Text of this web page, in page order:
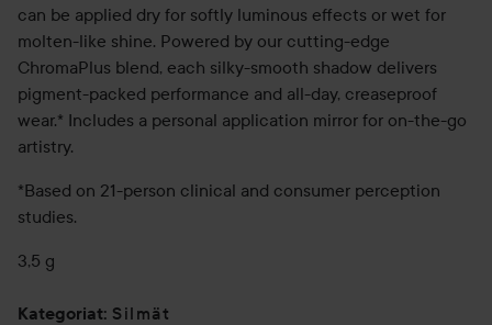
can be applied dry for softly luminous effects or wet for
molten-like shine. Powered by our cutting-edge
ChromaPlus blend, each silky-smooth shadow delivers
pigment-packed performance and all-day, creaseproof
wear.* Includes a personal application mirror for on-the-go
artistry.
*Based on 21-person clinical and consumer perception
studies.
3,5 g
Kategoriat: Silmät